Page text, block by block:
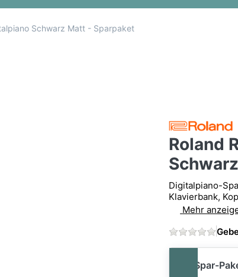
Schwarz Matt - Sparpaket
Roland
Digitalpiano-
Klavierbank,
Mehr
im Spar-